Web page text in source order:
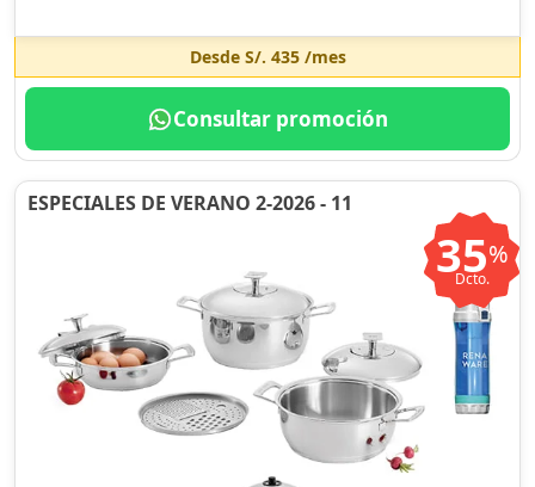
Desde S/. 435/mes
Consultar promoción
ESPECIALES DE VERANO 2-2026 - 11
35%
Dcto.